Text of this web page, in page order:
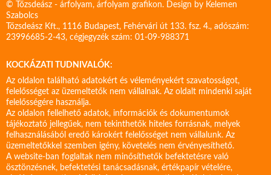
© Tőzsdeász - árfolyam, árfolyam grafikon. Design by Kelemen
Szabolcs
Tőzsdeász Kft., 1116 Budapest, Fehérvári út 133. fsz. 4., adószám:
23996685-2-43, cégjegyzék szám: 01-09-988371
KOCKÁZATI TUDNIVALÓK:
Az oldalon található adatokért és véleményekért szavatosságot,
felelősséget az üzemeltetők nem vállalnak. Az oldalt mindenki saját
felelősségére használja.
Az oldalon fellelhető adatok, információk és dokumentumok
tájékoztató jellegűek, nem tekinthetők hiteles forrásnak, melyek
felhasználásából eredő károkért felelősséget nem vállalunk. Az
üzemeltetőkkel szemben igény, követelés nem érvényesíthető.
A website-ban foglaltak nem minősíthetők befektetésre való
ösztönzésnek, befektetési tanácsadásnak, értékpapír vételére,